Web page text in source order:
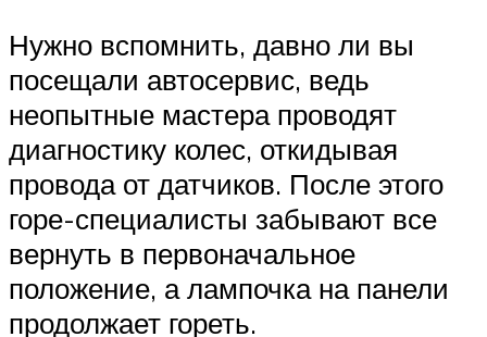
Нужно вспомнить, давно ли вы
посещали автосервис, ведь
неопытные мастера проводят
диагностику колес, откидывая
провода от датчиков. После этого
горе-специалисты забывают все
вернуть в первоначальное
положение, а лампочка на панели
продолжает гореть.